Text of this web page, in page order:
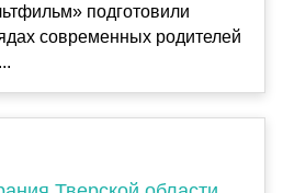
подготовили
современных родителей